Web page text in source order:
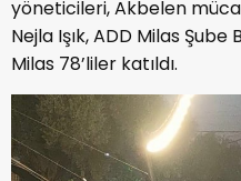
yöneticileri, Akbelen
Nejla Işık, ADD Milas
Milas 78’liler katıldı.